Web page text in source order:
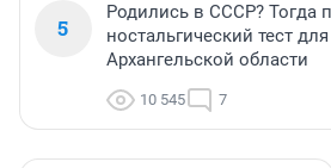
5
Родились в СССР? Тогда
ностальгический тест
Архангельской области
10 545 7